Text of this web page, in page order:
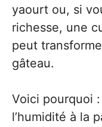
yaourt ou, si
richesse, une
peut
gâteau.
Voici pourquoi
l’humidité à la